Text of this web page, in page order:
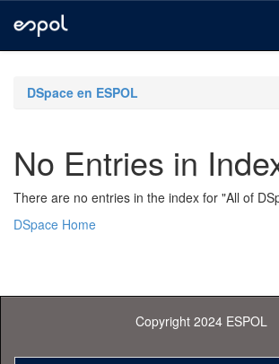
navigationDSpace en ESPOL
No Entries in
There are no entries in the index for "All of
DSpace Home
Copyright 2024 ESPOL